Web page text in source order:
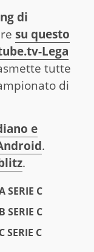
di
su questo
Lega
tutte
di
e
.
.
C
C
C